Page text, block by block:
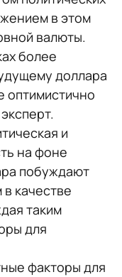
в этом
валюты.
более
доллара
оптимистично
и
на фоне
побуждают
качестве
таким
для
факторы для